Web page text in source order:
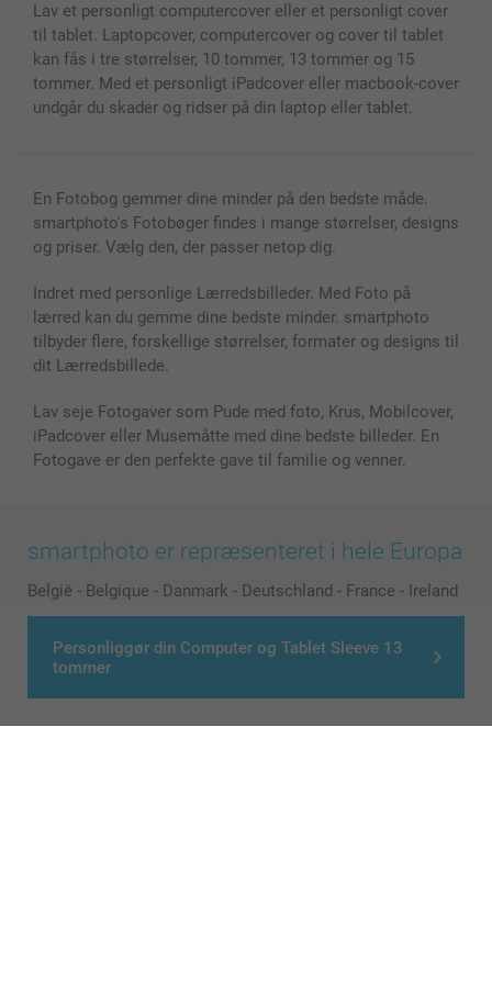
Personliggør din Computer og Tablet Sleeve 13
tommer
MyNameBook
Fotokalender & Kalenderbog
Fotorammer & Tilbehør
Alle fotoprodukter
Betingelser og garantier
Investor Relations
Priser & betaling
Status for ordrer
Lav et personligt computercover eller et personligt cover
til tablet. Laptopcover, computercover og cover til tablet
kan fås i tre størrelser, 10 tommer, 13 tommer og 15
tommer. Med et personligt iPadcover eller macbook-cover
undgår du skader og ridser på din laptop eller tablet.
En Fotobog gemmer dine minder på den bedste måde.
smartphoto's Fotobøger findes i mange størrelser, designs
og priser. Vælg den, der passer netop dig.
Indret med personlige Lærredsbilleder. Med Foto på
lærred kan du gemme dine bedste minder. smartphoto
tilbyder flere, forskellige størrelser, formater og designs til
dit Lærredsbillede.
Lav seje Fotogaver som Pude med foto, Krus, Mobilcover,
iPadcover eller Musemåtte med dine bedste billeder. En
Fotogave er den perfekte gave til familie og venner.
smartphoto er repræsenteret i hele Europa
België - Belgique - Danmark - Deutschland - France - Ireland
- Nederland - Norge - Österreich - Schweiz - Suisse -
Switzerland - Suomi Sverige - United Kingdom -
Other Countries